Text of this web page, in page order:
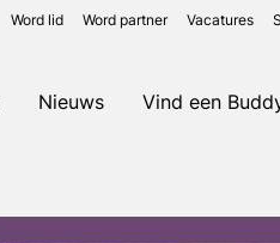
Nieuws Vind een
Word lid Word partner Vacatures